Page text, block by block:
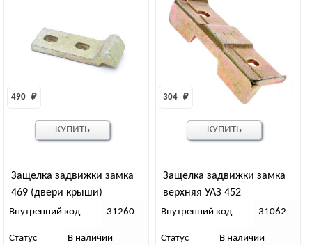
Защелка задвижки замка
469 (двери крыши)
490 ₽
Внутренний код 31260
Статус В наличии
КУПИТЬ
Защелка задвижки замка
верхняя УАЗ 452
304 ₽
Внутренний код 31062
Статус В наличии
КУПИТЬ